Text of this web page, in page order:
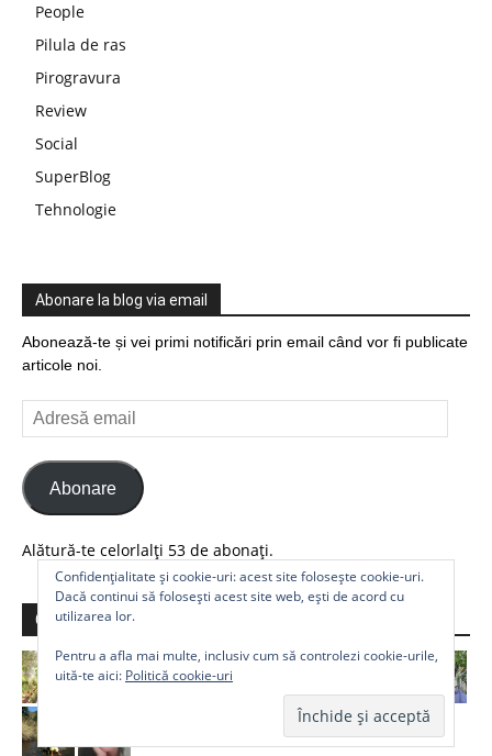
People
Pilula de ras
Pirogravura
Review
Social
SuperBlog
Tehnologie
Abonare la blog via email
Abonează-te și vei primi notificări prin email când vor fi publicate
articole noi.
Adresă
email
Abonare
Alătură-te celorlalți 53 de abonați.
Comunitate
Confidențialitate și cookie-uri: acest site folosește cookie-uri.
Dacă continui să folosești acest site web, ești de acord cu
utilizarea lor.
Pentru a afla mai multe, inclusiv cum să controlezi cookie-urile,
uită-te aici: Politică cookie-uri